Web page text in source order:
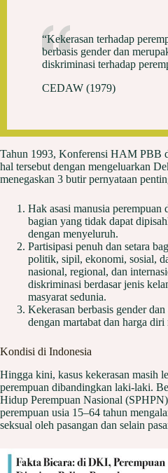
“Kekerasan terhadap
berbasis gender dan
diskriminasi terhadap
CEDAW (1979)
Tahun 1993, Konferensi HAM PBB
hal tersebut dengan mengeluarkan
menegaskan 3 butir pernyataan
Hak asasi manusia perempuan
bagian yang tidak dapat
dengan menyeluruh.
Partisipasi penuh dan setara
politik, sipil, ekonomi, sosial,
nasional, regional, dan
diskriminasi berdasar jenis
masyarat sedunia.
Kekerasan berbasis gender
dengan martabat dan harga
Kondisi di Indonesia
Hingga kini, kasus kekerasan masih
perempuan dibandingkan laki-laki.
Hidup Perempuan Nasional
perempuan usia 15–64 tahun
seksual oleh pasangan dan selain